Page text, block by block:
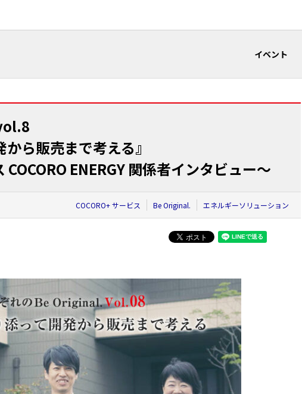
イベント
ら販売まで考える』
ENERGY 関係者インタビュー～
COCORO+ サービス Be Original. エネルギーソリューション